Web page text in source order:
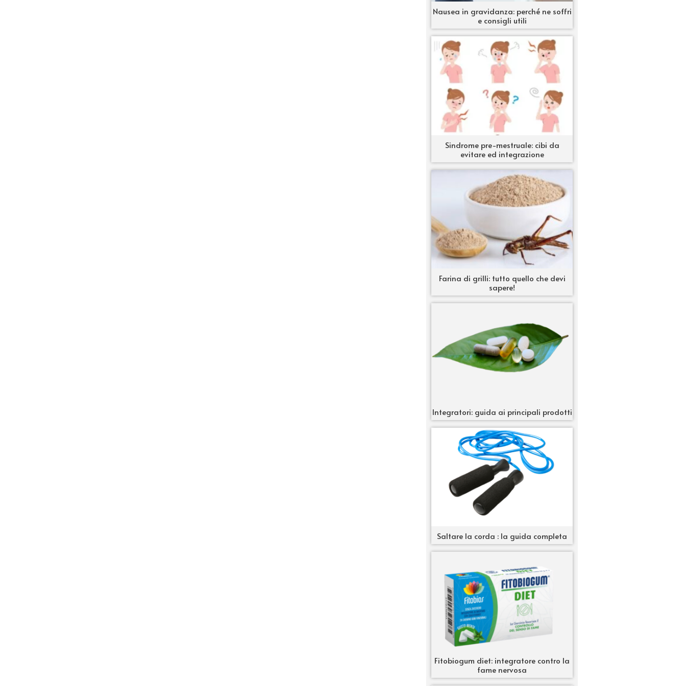
Nausea in gravidanza: perché ne soffri
e consigli utili
Sindrome pre-mestruale: cibi da
evitare ed integrazione
Farina di grilli: tutto quello che devi
sapere!
Integratori: guida ai principali prodotti
Saltare la corda : la guida completa
Fitobiogum diet: integratore contro la
fame nervosa